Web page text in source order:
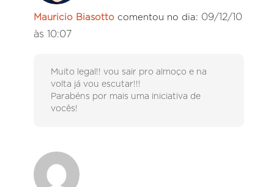
Mauricio Biasotto comentou no dia: 09/12/10
às 10:07
Muito legal!! vou sair pro almoço e na
volta já vou escutar!!!
Parabéns por mais uma iniciativa de
vocês!